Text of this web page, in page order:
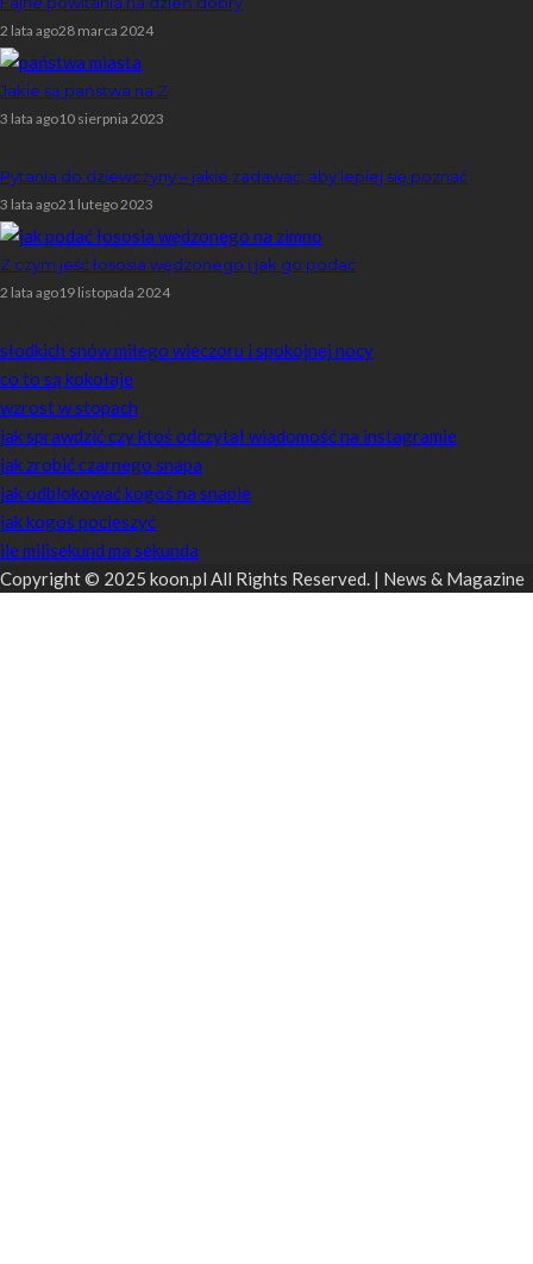
2 lata ago28 marca 2024
Jakie są państwa na Z
3 lata ago10 sierpnia 2023
Pytania do dziewczyny – jakie zadawać, aby lepiej się poznać
3 lata ago21 lutego 2023
Z czym jeść łososia wędzonego i jak go podać
2 lata ago19 listopada 2024
słodkich snów miłego wieczoru i spokojnej nocy
co to są kokołaje
wzrost w stopach
jak sprawdzić czy ktoś odczytał wiadomość na instagramie
jak zrobić czarnego snapa
jak odblokować kogoś na snapie
jak kogoś pocieszyć
ile milisekund ma sekunda
Copyright © 2025 koon.pl All Rights Reserved. | News & Magazine